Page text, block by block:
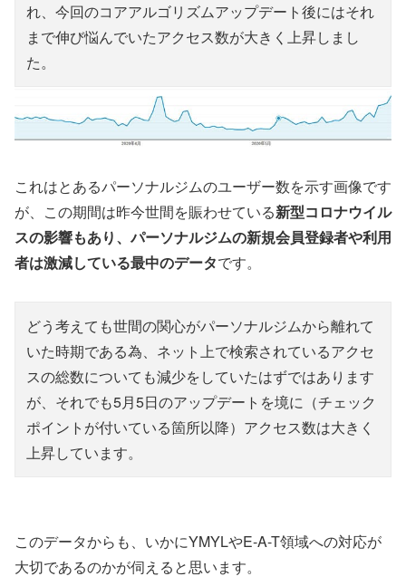
れ、今回のコアアルゴリズムアップデート後にはそれ
まで伸び悩んでいたアクセス数が大きく上昇しまし
た。
これはとあるパーソナルジムのユーザー数を示す画像です
が、この期間は昨今世間を賑わせている新型コロナウイル
スの影響もあり、パーソナルジムの新規会員登録者や利用
者は激減している最中のデータです。
どう考えても世間の関心がパーソナルジムから離れて
いた時期である為、ネット上で検索されているアクセ
スの総数についても減少をしていたはずではあります
が、それでも5月5日のアップデートを境に（チェック
ポイントが付いている箇所以降）アクセス数は大きく
上昇しています。
このデータからも、いかにYMYLやE-A-T領域への対応が
大切であるのかが伺えると思います。